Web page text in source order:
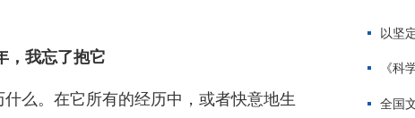
，我忘了抱它
么。在它所有的经历中，或者快意地生
以坚
《科
全国